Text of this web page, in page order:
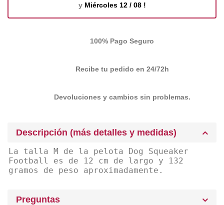
y Miércoles 12 / 08 !
100% Pago Seguro
Recibe tu pedido en 24/72h
Devoluciones y cambios sin problemas.
Descripción (más detalles y medidas)
La talla M de la pelota Dog Squeaker
Football es de 12 cm de largo y 132
gramos de peso aproximadamente.
Preguntas